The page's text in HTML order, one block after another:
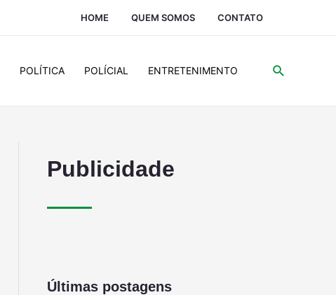
HOME QUEM SOMOS CONTATO
POLÍTICA POLÍCIAL ENTRETENIMENTO
Publicidade
Últimas postagens